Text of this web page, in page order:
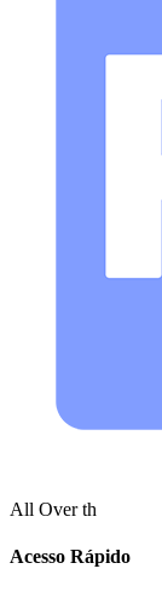
All Ov
Acesso Rápido